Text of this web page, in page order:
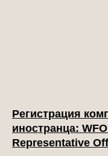
Регистрация
иностранца:
Representative